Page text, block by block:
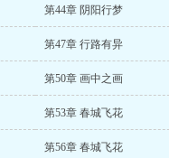
第44章 阴阳行梦
第47章 行路有异
第50章 画中之画
第53章 春城飞花
第56章 春城飞花